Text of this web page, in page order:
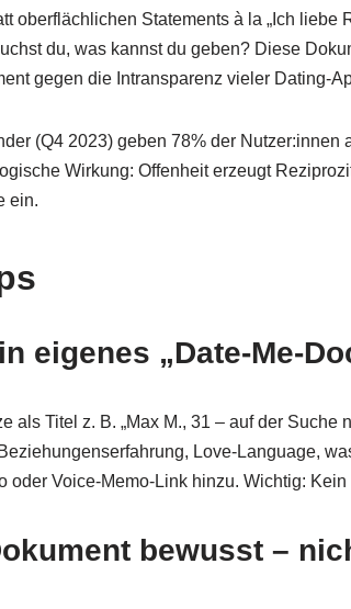
oberflächlichen Statements à la „Ich liebe
du, was kannst du geben? Diese
gegen die Intransparenz vieler Dating-
(Q4 2023) geben 78% der
Wirkung: Offenheit erzeugt
ein.
eigenes „Date-Me-
als Titel z. B. „Max M., 31 – auf der Suche
Love-Language,
oder Voice-Memo-Link hinzu. Wichtig:
bewusst –